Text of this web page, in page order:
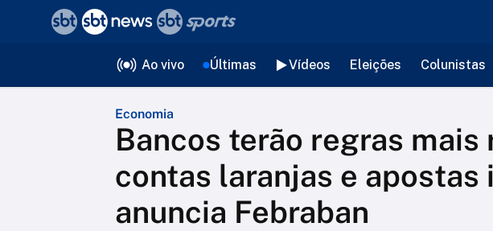
Ao vivo Últimas Vídeos Eleições Colunistas
Economia
Bancos terão regras mais
contas laranjas e apostas
anuncia Febraban
voltar
Editorias